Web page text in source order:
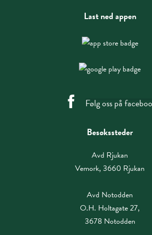
Last ned appen
Følg oss på
Besøkssteder
Avd Rjukan
Vemork, 3660 Rjukan
Avd Notodden
O.H. Holtagate 27,
3678 Notodden